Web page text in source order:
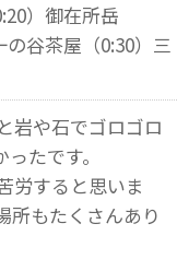
）御在所岳
の谷茶屋（0:30）三
岩や石でゴロゴロ
たです。
労すると思いま
所もたくさんあり